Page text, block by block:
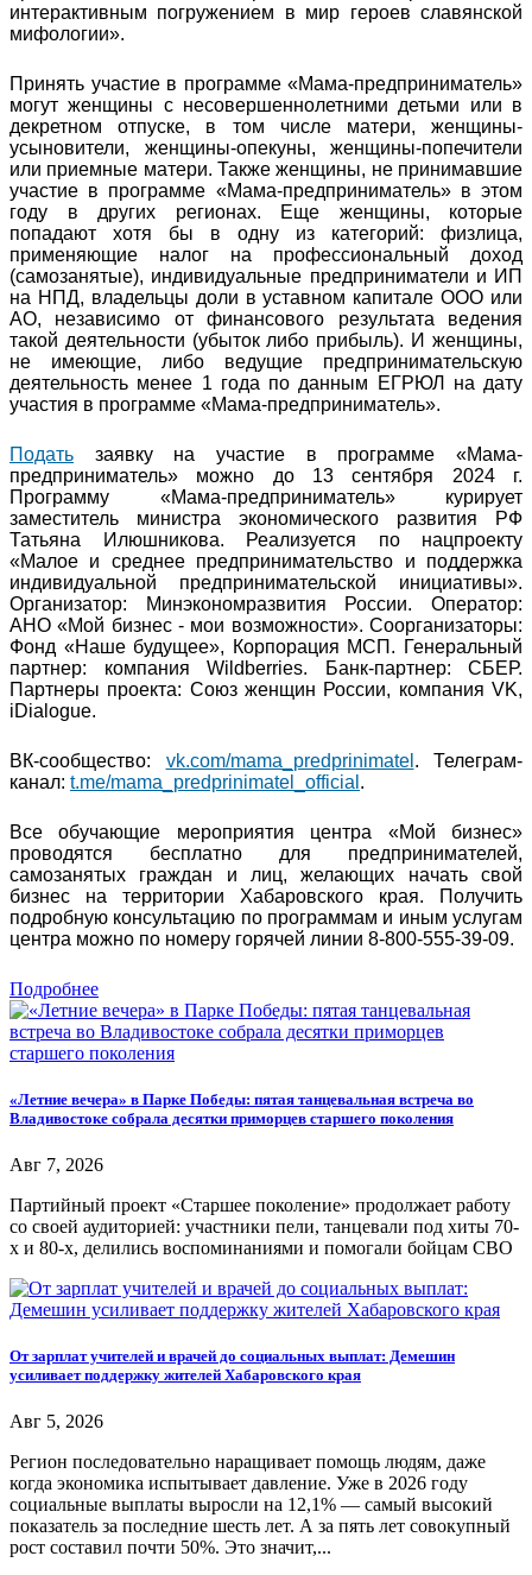
интерактивным погружением в мир героев славянской
мифологии».
Принять участие в программе «Мама-предприниматель»
могут женщины с несовершеннолетними детьми или в
декретном отпуске, в том числе матери, женщины-
усыновители, женщины-опекуны, женщины-попечители
или приемные матери. Также женщины, не принимавшие
участие в программе «Мама-предприниматель» в этом
году в других регионах. Еще женщины, которые
попадают хотя бы в одну из категорий: физлица,
применяющие налог на профессиональный доход
(самозанятые), индивидуальные предприниматели и ИП
на НПД, владельцы доли в уставном капитале ООО или
АО, независимо от финансового результата ведения
такой деятельности (убыток либо прибыль). И женщины,
не имеющие, либо ведущие предпринимательскую
деятельность менее 1 года по данным ЕГРЮЛ на дату
участия в программе «Мама-предприниматель».
Подать заявку на участие в программе «Мама-
предприниматель» можно до 13 сентября 2024 г.
Программу «Мама-предприниматель» курирует
заместитель министра экономического развития РФ
Татьяна Илюшникова. Реализуется по нацпроекту
«Малое и среднее предпринимательство и поддержка
индивидуальной предпринимательской инициативы».
Организатор: Минэкономразвития России. Оператор:
АНО «Мой бизнес - мои возможности». Соорганизаторы:
Фонд «Наше будущее», Корпорация МСП. Генеральный
партнер: компания Wildberries. Банк-партнер: СБЕР.
Партнеры проекта: Союз женщин России, компания VK,
iDialogue.
ВК-сообщество: vk.com/mama_predprinimatel . Телеграм-
канал: t.me/mama_predprinimatel_official .
Все обучающие мероприятия центра «Мой бизнес»
проводятся бесплатно для предпринимателей,
самозанятых граждан и лиц, желающих начать свой
бизнес на территории Хабаровского края. Получить
подробную консультацию по программам и иным услугам
центра можно по номеру горячей линии 8-800-555-39-09.
Подробнее
«Летние вечера» в Парке Победы: пятая танцевальная встреча во
Владивостоке собрала десятки приморцев старшего поколения
Авг 7, 2026
Партийный проект «Старшее поколение» продолжает работу
со своей аудиторией: участники пели, танцевали под хиты 70-
х и 80-х, делились воспоминаниями и помогали бойцам СВО
От зарплат учителей и врачей до социальных выплат: Демешин
усиливает поддержку жителей Хабаровского края
Авг 5, 2026
Регион последовательно наращивает помощь людям, даже
когда экономика испытывает давление. Уже в 2026 году
социальные выплаты выросли на 12,1% — самый высокий
показатель за последние шесть лет. А за пять лет совокупный
рост составил почти 50%. Это значит,...